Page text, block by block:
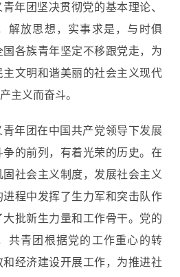
团坚决贯彻党的基本理论、
解放思想，实事求是，与时俱
各族青年坚定不移跟党走，为
文明和谐美丽的社会主义现代
主义而奋斗。
团在中国共产党领导下发展
的前列，有着光荣的历史。在
社会主义制度，发展社会主义
程中发挥了生力军和突击队作
批新生力量和工作骨干。党的
共青团根据党的工作重心的转
经济建设开展工作，为推进社